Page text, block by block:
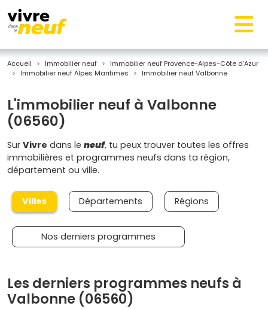
Accueil Immobilier neuf
Immobilier neuf Provence-Alpes-Côte d'Azur
Immobilier neuf Alpes Maritimes
Immobilier neuf Valbonne
L'immobilier neuf à Valbonne
(06560)
Sur Vivre dans le neuf, tu peux trouver toutes les offres
immobilières et programmes neufs dans ta région,
département ou ville.
Villes Départements Régions
Nos derniers programmes
Les derniers programmes neufs à
Valbonne (06560)